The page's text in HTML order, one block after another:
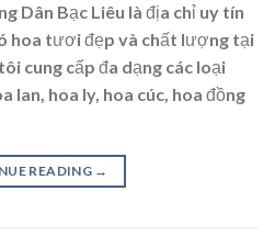
Dân Bạc Liêu là địa chỉ uy tín
hoa tươi đẹp và chất lượng tại
cung cấp đa dạng các loại
lan, hoa ly, hoa cúc, hoa đồng
READING →